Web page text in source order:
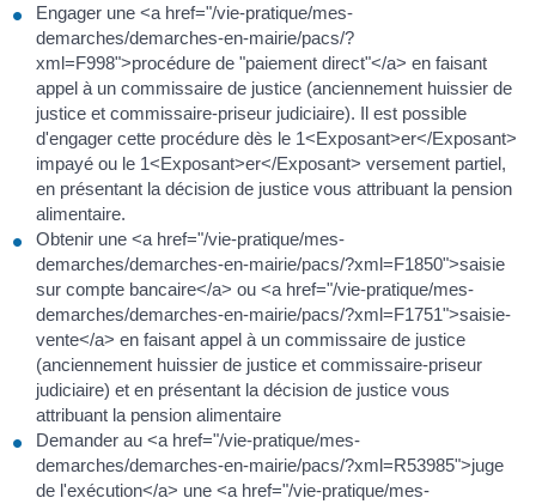
Engager une <a href="/vie-pratique/mes-
demarches/demarches-en-mairie/pacs/?
xml=F998">procédure de "paiement direct"</a> en faisant
appel à un commissaire de justice (anciennement huissier de
justice et commissaire-priseur judiciaire). Il est possible
d'engager cette procédure dès le 1<Exposant>er</Exposant>
impayé ou le 1<Exposant>er</Exposant> versement partiel,
en présentant la décision de justice vous attribuant la pension
alimentaire.
Obtenir une <a href="/vie-pratique/mes-
demarches/demarches-en-mairie/pacs/?xml=F1850">saisie
sur compte bancaire</a> ou <a href="/vie-pratique/mes-
demarches/demarches-en-mairie/pacs/?xml=F1751">saisie-
vente</a> en faisant appel à un commissaire de justice
(anciennement huissier de justice et commissaire-priseur
judiciaire) et en présentant la décision de justice vous
attribuant la pension alimentaire
Demander au <a href="/vie-pratique/mes-
demarches/demarches-en-mairie/pacs/?xml=R53985">juge
de l'exécution</a> une <a href="/vie-pratique/mes-